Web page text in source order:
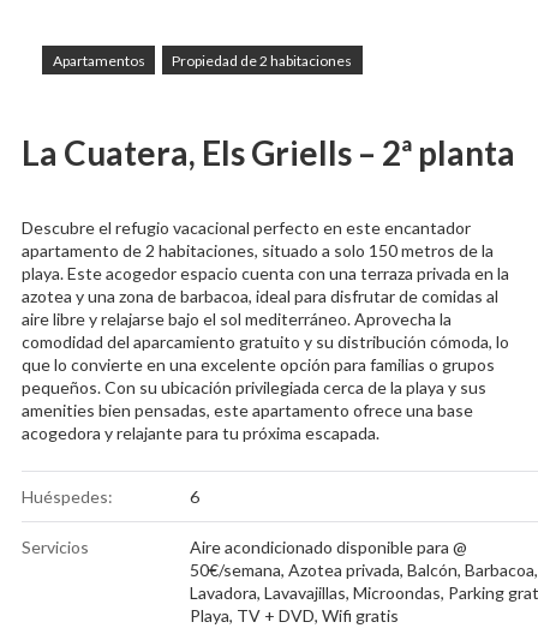
Apartamentos Propiedad de 2 habitaciones
La Cuatera, Els Griells – 2ª planta
Descubre el refugio vacacional perfecto en este encantador
apartamento de 2 habitaciones, situado a solo 150 metros de la
playa. Este acogedor espacio cuenta con una terraza privada en la
azotea y una zona de barbacoa, ideal para disfrutar de comidas al
aire libre y relajarse bajo el sol mediterráneo. Aprovecha la
comodidad del aparcamiento gratuito y su distribución cómoda, lo
que lo convierte en una excelente opción para familias o grupos
pequeños. Con su ubicación privilegiada cerca de la playa y sus
amenities bien pensadas, este apartamento ofrece una base
acogedora y relajante para tu próxima escapada.
Huéspedes: 6
Servicios
Aire acondicionado disponible para @
50€/semana, Azotea privada, Balcón, Barbacoa,
Lavadora, Lavavajillas, Microondas, Parking
Playa, TV + DVD, Wifi gratis